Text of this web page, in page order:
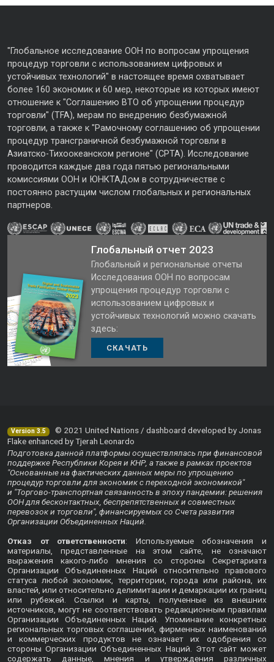
"Глобальное исследование ООН по вопросам упрощения
процедур торговли с использованием цифровых и
устойчивых технологий" в настоящее время охватывает
более 160 экономик и 60 мер, некоторые из которых имеют
отношение к "Соглашению ВТО об упрощении процедур
торговли" (TFA), мерам по внедрению безбумажной
торговли, а также к "Рамочному соглашению об упрощении
процедур трансграничной безбумажной торговли в
Азиатско-Тихоокеанском регионе" (CPTA). Исследование
проводится каждые два года пятью региональными
комиссиями ООН и ЮНКТАДом в сотрудничестве с
постоянно растущим числом глобальных и региональных
партнеров.
Глобальный отчет 2023
Глобальный и региональные отчеты
Исследования ООН по вопросам
упрощения процедур торговли с
использованием цифровых и
устойчивых технологий можно скачать
здесь:
СКАЧАТЬ
Version 3.5
© 2021 United Nations / dashboard developed by Jonas
Flake enhanced by Tjerah Leonardo
Подготовка данной платформы осуществлялась при финансовой
поддержке Республики Корея и КНР, а также в рамках проектов
"Основанные на фактических данных меры по упрощению
процедур торговли для экономик с переходной экономикой"
и "Торгово-транспортная связанность в эпоху пандемии: решения
ООН для бесконтактных, беспрепятственных и совместных
перевозок и торговли", финансируемых со Счета развития
Организации Объединенных Наций.
Отказ от ответственности: Используемые обозначения и
материалы, представленные на этом сайте, не означают
выражения какого-либо мнения со стороны Секретариата
Организации Объединенных Наций относительно правового
статуса любой экономик, территории, города или района, их
властей, или относительно делимитации и демаркации их границ
или рубежей. Ссылки и карты, полученные из внешних
источников, могут не соответствовать редакционным правилам
Организации Объединенных Наций. Упоминание конкретных
региональных торговых соглашений, фирменных наименований
и коммерческих продуктов не означает их одобрения со
стороны Организации Объединенных Наций. Этот сайт может
содержать данные, мнения и утверждения различных